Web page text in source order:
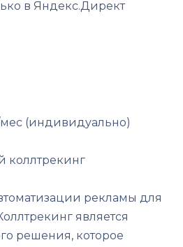
в Яндекс.Директ
мес (индивидуально)
коллтрекинг
рекламы для
является
решения, которое